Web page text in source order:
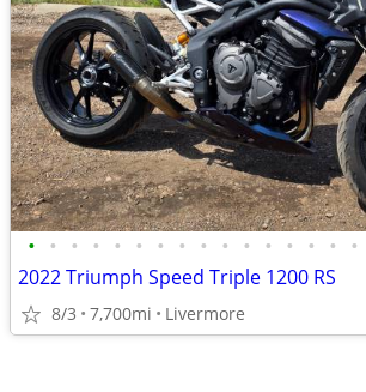
• • • • • • • • • • • • • • • •
2022 Triumph Speed Triple 1200 RS
8/3 7,700mi Livermore